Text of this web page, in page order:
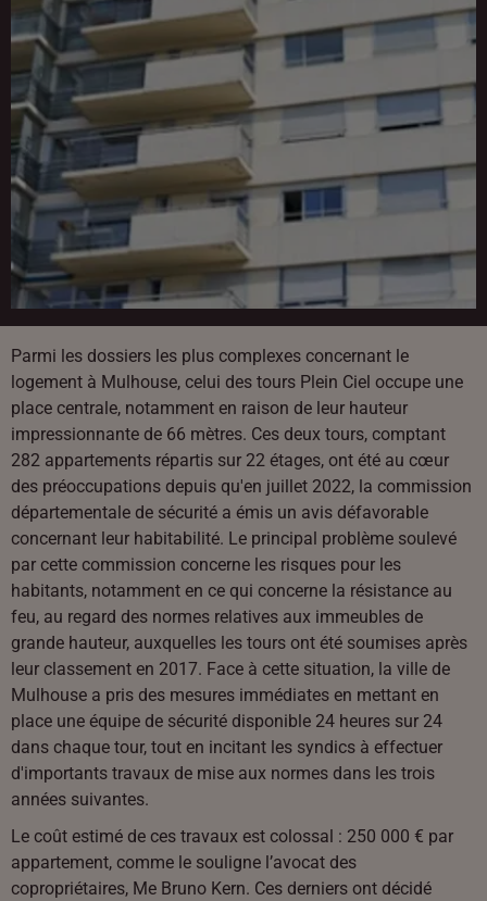
Parmi les dossiers les plus complexes concernant le
logement à Mulhouse, celui des tours Plein Ciel occupe une
place centrale, notamment en raison de leur hauteur
impressionnante de 66 mètres. Ces deux tours, comptant
282 appartements répartis sur 22 étages, ont été au cœur
des préoccupations depuis qu'en juillet 2022, la commission
départementale de sécurité a émis un avis défavorable
concernant leur habitabilité. Le principal problème soulevé
par cette commission concerne les risques pour les
habitants, notamment en ce qui concerne la résistance au
feu, au regard des normes relatives aux immeubles de
grande hauteur, auxquelles les tours ont été soumises après
leur classement en 2017. Face à cette situation, la ville de
Mulhouse a pris des mesures immédiates en mettant en
place une équipe de sécurité disponible 24 heures sur 24
dans chaque tour, tout en incitant les syndics à effectuer
d'importants travaux de mise aux normes dans les trois
années suivantes.
Le coût estimé de ces travaux est colossal : 250 000 € par
appartement, comme le souligne l’avocat des
copropriétaires, Me Bruno Kern. Ces derniers ont décidé